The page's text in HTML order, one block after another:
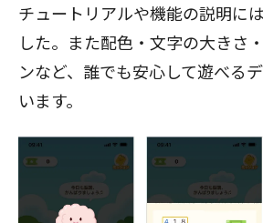
チュートリアルや機能の説明に
した。また配色・文字の大きさ
ンなど、誰でも安心して遊べる
います。